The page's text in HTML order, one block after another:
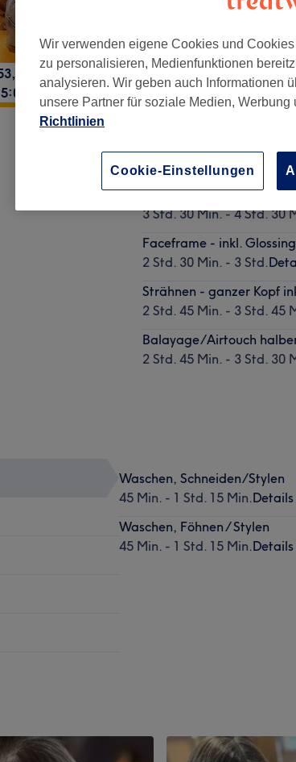
Hamburg, Hamburg, 20253
30 Min.Details anzeigen
Balayage/Airtouch
3 Std. 30 Min. - 4 Std. 30
Faceframe - inkl.
2 Std. 30 Min. - 3 Std.
Strähnen - ganzer Kopf
2 Std. 45 Min. - 3 Std. 45
Balayage/Airtouch
2 Std. 45 Min. - 3 Std. 30
Waschen, Schneiden/Stylen
45 Min. - 1 Std. 15 Min.
Waschen, Föhnen / Stylen
45 Min. - 1 Std. 15 Min.
Wir verwenden eigene Cookies und
zu personalisieren, Medienfunktionen
analysieren. Wir geben auch Informationen
unsere Partner für soziale Medien, Werbung
Richtlinien
Cookie-Einstellungen